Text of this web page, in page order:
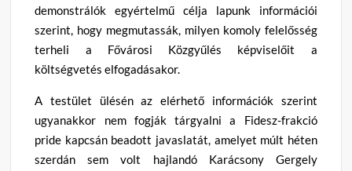
demonstrálók egyértelmű célja lapunk információi
szerint, hogy megmutassák, milyen komoly felelősség
terheli a Fővárosi Közgyűlés képviselőit a
költségvetés elfogadásakor.
A testület ülésén az elérhető információk szerint
ugyanakkor nem fogják tárgyalni a Fidesz-frakció
pride kapcsán beadott javaslatát, amelyet múlt héten
szerdán sem volt hajlandó Karácsony Gergely